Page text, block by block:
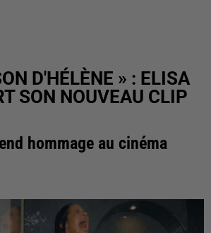
D'HÉLÈNE » : ELISA
SON NOUVEAU CLIP
hommage au cinéma